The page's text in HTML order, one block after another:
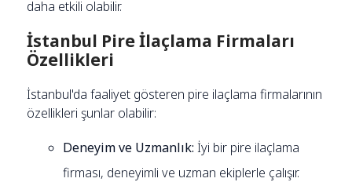
daha etkili olabilir.
İstanbul Pire İlaçlama Firmaları
Özellikleri
İstanbul'da faaliyet gösteren pire ilaçlama firmalarının
özellikleri şunlar olabilir:
Deneyim ve Uzmanlık: İyi bir pire ilaçlama
firması, deneyimli ve uzman ekiplerle çalışır.